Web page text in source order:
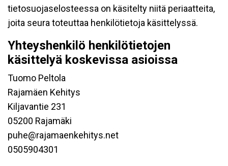
tietosuojaselosteessa on käsitelty niitä periaatteita,
joita seura toteuttaa henkilötietoja käsittelyssä.
Yhteyshenkilö henkilötietojen
käsittelyä koskevissa asioissa
Tuomo Peltola
Rajamäen Kehitys
Kiljavantie 231
05200 Rajamäki
puhe@rajamaenkehitys.net
0505904301